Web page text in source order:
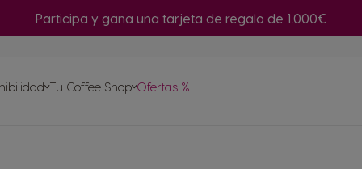
Participa y gana una tarjeta de regalo de 1.000€
Repetir compra
Tu Coffee Shop Ofertas %